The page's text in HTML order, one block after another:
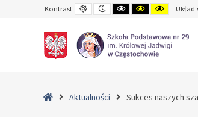
Kontrast
Default
contrast
Night
contrast
Black
and
Black
and
Yellow
and
HomeAktualności Sukces naszych